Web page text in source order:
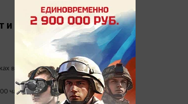
и заточка коньков.
в ледовой арене “Алтын Барс”
час.